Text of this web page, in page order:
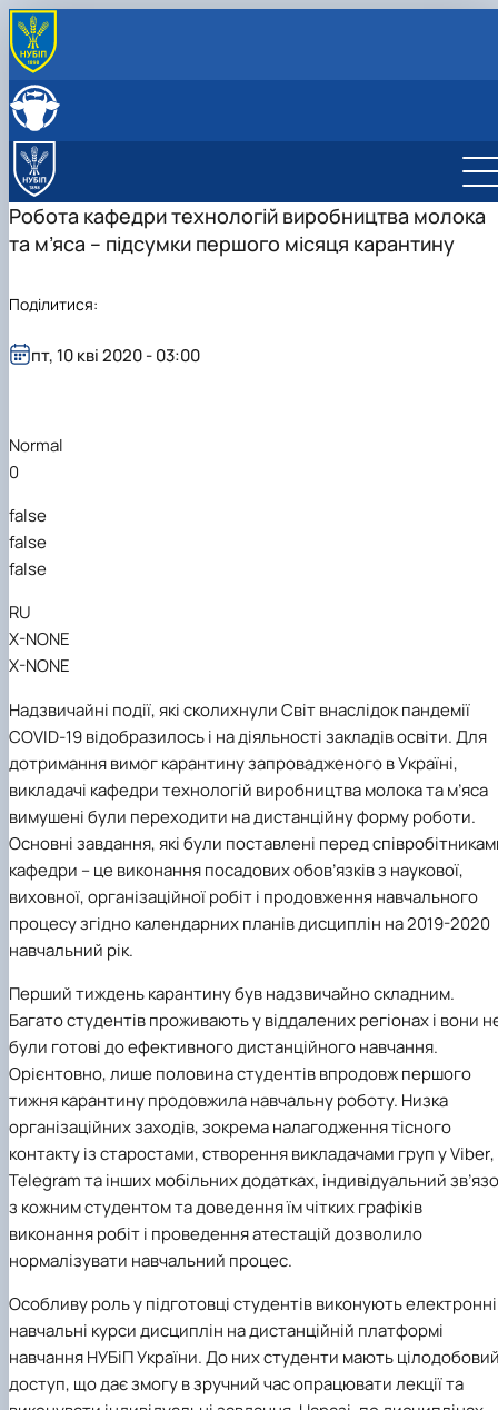
Робота кафедри технологій виробництва молока
та м’яса – підсумки першого місяця карантину
Normal
0
false
false
false
RU
X-NONE
X-NONE
Надзвичайні події, які сколихнули Світ внаслідок пандемії
COVID-19 відобразилось і на діяльності закладів освіти. Для
дотримання вимог карантину запровадженого в Україні,
викладачі кафедри технологій виробництва молока та м’яса
вимушені були переходити на дистанційну форму роботи.
Основні завдання, які були поставлені перед
кафедри – це виконання посадових обов’язків з наукової,
виховної, організаційної робіт і продовження навчального
процесу згідно календарних планів дисциплін на 2019-2020
навчальний рік.
Перший тиждень карантину був надзвичайно складним.
Багато студентів проживають у віддалених регіонах і вони
були готові до ефективного дистанційного навчання.
Орієнтовно, лише половина студентів впродовж першого
тижня карантину продовжила навчальну роботу. Низка
організаційних заходів, зокрема налагодження тісного
контакту із старостами, створення викладачами груп уViber,
Telegramта інших мобільних додатках, індивідуальний
з кожним студентом та доведення їм чітких графіків
виконання робіт і проведення атестацій дозволило
нормалізувати навчальний процес.
Особливу роль у підготовці студентів виконують електронні
навчальні курси дисциплін на дистанційній платформі
навчання НУБіП України. До них студенти мають
доступ, що дає змогу в зручний час опрацювати лекції та
пт, 10 кві 2020 - 03:00
Поділитися: